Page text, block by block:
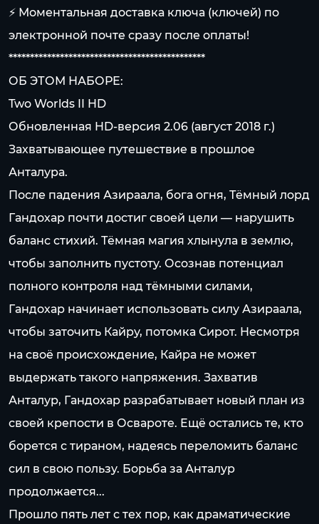
⚡ Моментальная доставка ключа (ключей) по
электронной почте сразу после оплаты!
**********************************************
ОБ ЭТОМ НАБОРЕ:
Two Worlds II HD
Обновленная HD-версия 2.06 (август 2018 г.)
Захватывающее путешествие в прошлое
Анталура.
После падения Азираала, бога огня, Тёмный лорд
Гандохар почти достиг своей цели — нарушить
баланс стихий. Тёмная магия хлынула в землю,
чтобы заполнить пустоту. Осознав потенциал
полного контроля над тёмными силами,
Гандохар начинает использовать силу Азираала,
чтобы заточить Кайру, потомка Сирот. Несмотря
на своё происхождение, Кайра не может
выдержать такого напряжения. Захватив
Анталур, Гандохар разрабатывает новый план из
своей крепости в Освароте. Ещё остались те, кто
борется с тираном, надеясь переломить баланс
сил в свою пользу. Борьба за Анталур
продолжается...
Прошло пять лет с тех пор, как драматические